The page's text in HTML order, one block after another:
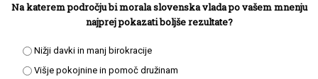
Na katerem področju bi morala slovenska vlada po vašem mnenju
najprej pokazati boljše rezultate?
Nižji davki in manj birokracije
Višje pokojnine in pomoč družinam